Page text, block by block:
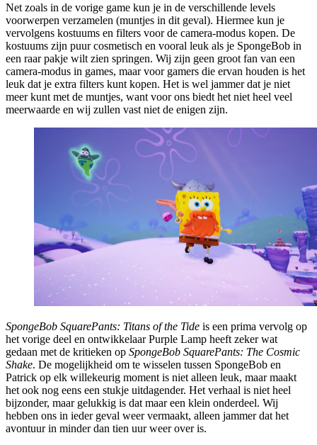
Net zoals in de vorige game kun je in de verschillende levels
voorwerpen verzamelen (muntjes in dit geval). Hiermee kun je
vervolgens kostuums en filters voor de camera-modus kopen. De
kostuums zijn puur cosmetisch en vooral leuk als je SpongeBob in
een raar pakje wilt zien springen. Wij zijn geen groot fan van een
camera-modus in games, maar voor gamers die ervan houden is het
leuk dat je extra filters kunt kopen. Het is wel jammer dat je niet
meer kunt met de muntjes, want voor ons biedt het niet heel veel
meerwaarde en wij zullen vast niet de enigen zijn.
SpongeBob SquarePants: Titans of the Tide is een prima vervolg op
het vorige deel en ontwikkelaar Purple Lamp heeft zeker wat
gedaan met de kritieken op SpongeBob SquarePants: The Cosmic
Shake. De mogelijkheid om te wisselen tussen SpongeBob en
Patrick op elk willekeurig moment is niet alleen leuk, maar maakt
het ook nog eens een stukje uitdagender. Het verhaal is niet heel
bijzonder, maar gelukkig is dat maar een klein onderdeel. Wij
hebben ons in ieder geval weer vermaakt, alleen jammer dat het
avontuur in minder dan tien uur weer over is.